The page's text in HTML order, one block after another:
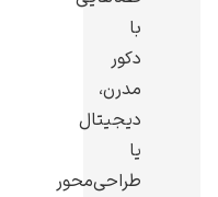
با
دکور
مدرن،
دیجیتال
یا
طراحی‌محور